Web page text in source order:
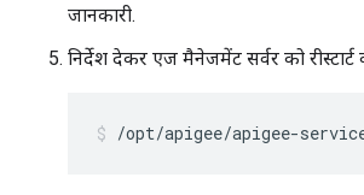
जानकारी.
निर्देश देकर एज मैनेजमेंट सर्वर को रीस्टार्ट
/opt/apigee/apigee-